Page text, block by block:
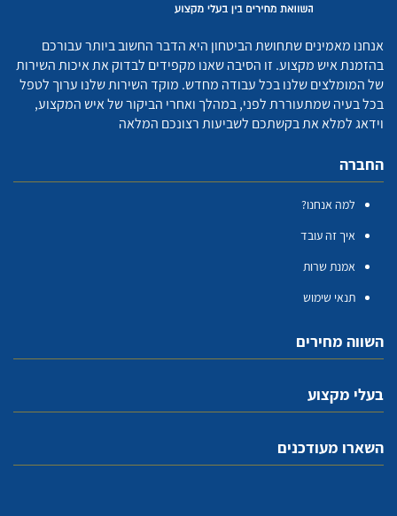
אנחנו מאמינים שתחושת הביטחון היא הדבר החשוב ביותר עבורכם
בהזמנת איש מקצוע. זו הסיבה שאנו מקפידים לבדוק את איכות השירות
של המומלצים שלנו בכל עבודה מחדש. מוקד השירות שלנו ערוך לטפל
בכל בעיה שמתעוררת לפני, במהלך ואחרי הביקור של איש המקצוע,
וידאג למלא את בקשתכם לשביעות רצונכם המלאה
החברה
למה אנחנו?
איך זה עובד
אמנת שרות
תנאי שימוש
השווה מחירים
בעלי מקצוע
השארו מעודכנים